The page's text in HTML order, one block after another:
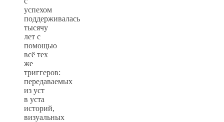
успехом
поддерживалась
тысячу
лет с
помощью
всё тех
же
триггеров:
передаваемых
из уст
в уста
историй,
визуальных